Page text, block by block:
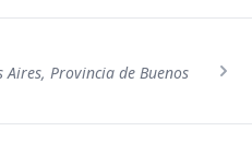
Aires, Provincia de Buenos